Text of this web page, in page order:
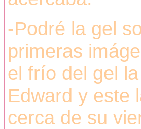
-Podré la gel
primeras
el frío del gel
Edward y este
cerca de su